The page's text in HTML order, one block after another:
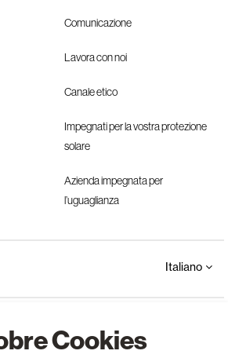
Cookies
Comunicazione
Lavora con noi
Canale etico
Impegnati per la vostra protezione
solare
Azienda impegnata per
l’uguaglianza
Italiano